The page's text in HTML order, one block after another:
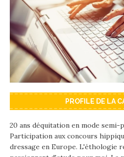
PROFILE DE LA
20 ans déquitation en mode semi-
Participation aux concours
dressage en Europe. L'éthologie